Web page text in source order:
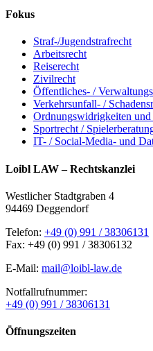
Fokus
Straf-/Jugendstrafrecht
Arbeitsrecht
Reiserecht
Zivilrecht
Öffentliches- /
Verkehrsunfall- /
Ordnungswidrigkeiten
Sportrecht /
IT- / Social-Media- und
Loibl LAW – Rechtskanzlei
Westlicher Stadtgraben 4
94469 Deggendorf
Telefon: +49 (0) 991 / 38306131
Fax: +49 (0) 991 / 38306132
E-Mail: mail@loibl-law.de
Notfallrufnummer:
+49 (0) 991 / 38306131
Öffnungszeiten